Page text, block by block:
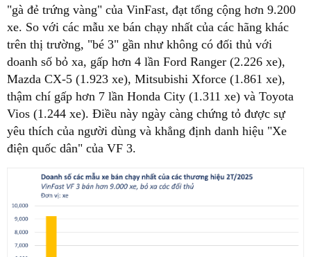
"gà đẻ trứng vàng" của VinFast, đạt tổng cộng hơn 9.200
xe. So với các mẫu xe bán chạy nhất của các hãng khác
trên thị trường, "bé 3" gần như không có đối thủ với
doanh số bỏ xa, gấp hơn 4 lần Ford Ranger (2.226 xe),
Mazda CX-5 (1.923 xe), Mitsubishi Xforce (1.861 xe),
thậm chí gấp hơn 7 lần Honda City (1.311 xe) và Toyota
Vios (1.244 xe). Điều này ngày càng chứng tỏ được sự
yêu thích của người dùng và khẳng định danh hiệu "Xe
điện quốc dân" của VF 3.